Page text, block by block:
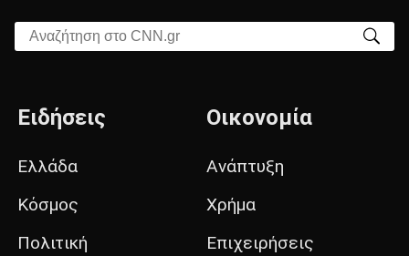
Αναζήτηση στο CNN.gr
Ειδήσεις
Ελλάδα
Κόσμος
Πολιτική
Οικονομία
Ανάπτυξη
Χρήμα
Επιχειρήσεις